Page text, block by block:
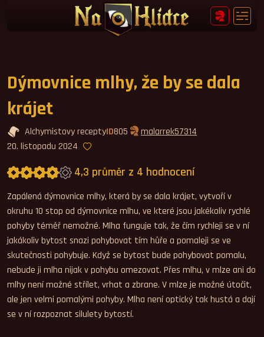
Dýmovnice mlhy, že by se dala
krájet
Alchymistovy receptyID805
malarrek57314
20. listopadu 2024
4,3 průměr z 4 hodnocení
Průměrné hodnocení 4,3.
Zapálená dýmovnice mlhy, která by se dala krájet, vytvoří v
okruhu 10 stop od dýmovnice mlhu, ve které jsou jakékoliv rychlé
pohyby téměř nemožné. Mlha funguje tak, že čím rychleji se v ní
jakákoliv bytost snazi pohybovat tím hůře a pomaleji se ve
skutečnosti pohybuje. Když se bytost bude pohybovat pomalu,
nebude ji mlha nijak v pohybu omezovat. Přes mlhu, v mlze ani do
mlhy není možné střílet, vrhat a zbrane. V mlze je možné útočit,
ale jen velmi pomalými pohyby. Mlha není optický tak hustá a dají
se v ní rozpoznat silulety bytostí.